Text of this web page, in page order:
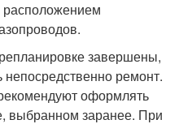
расположением
завершены,
ремонт.
оформлять
выбранном заранее. При